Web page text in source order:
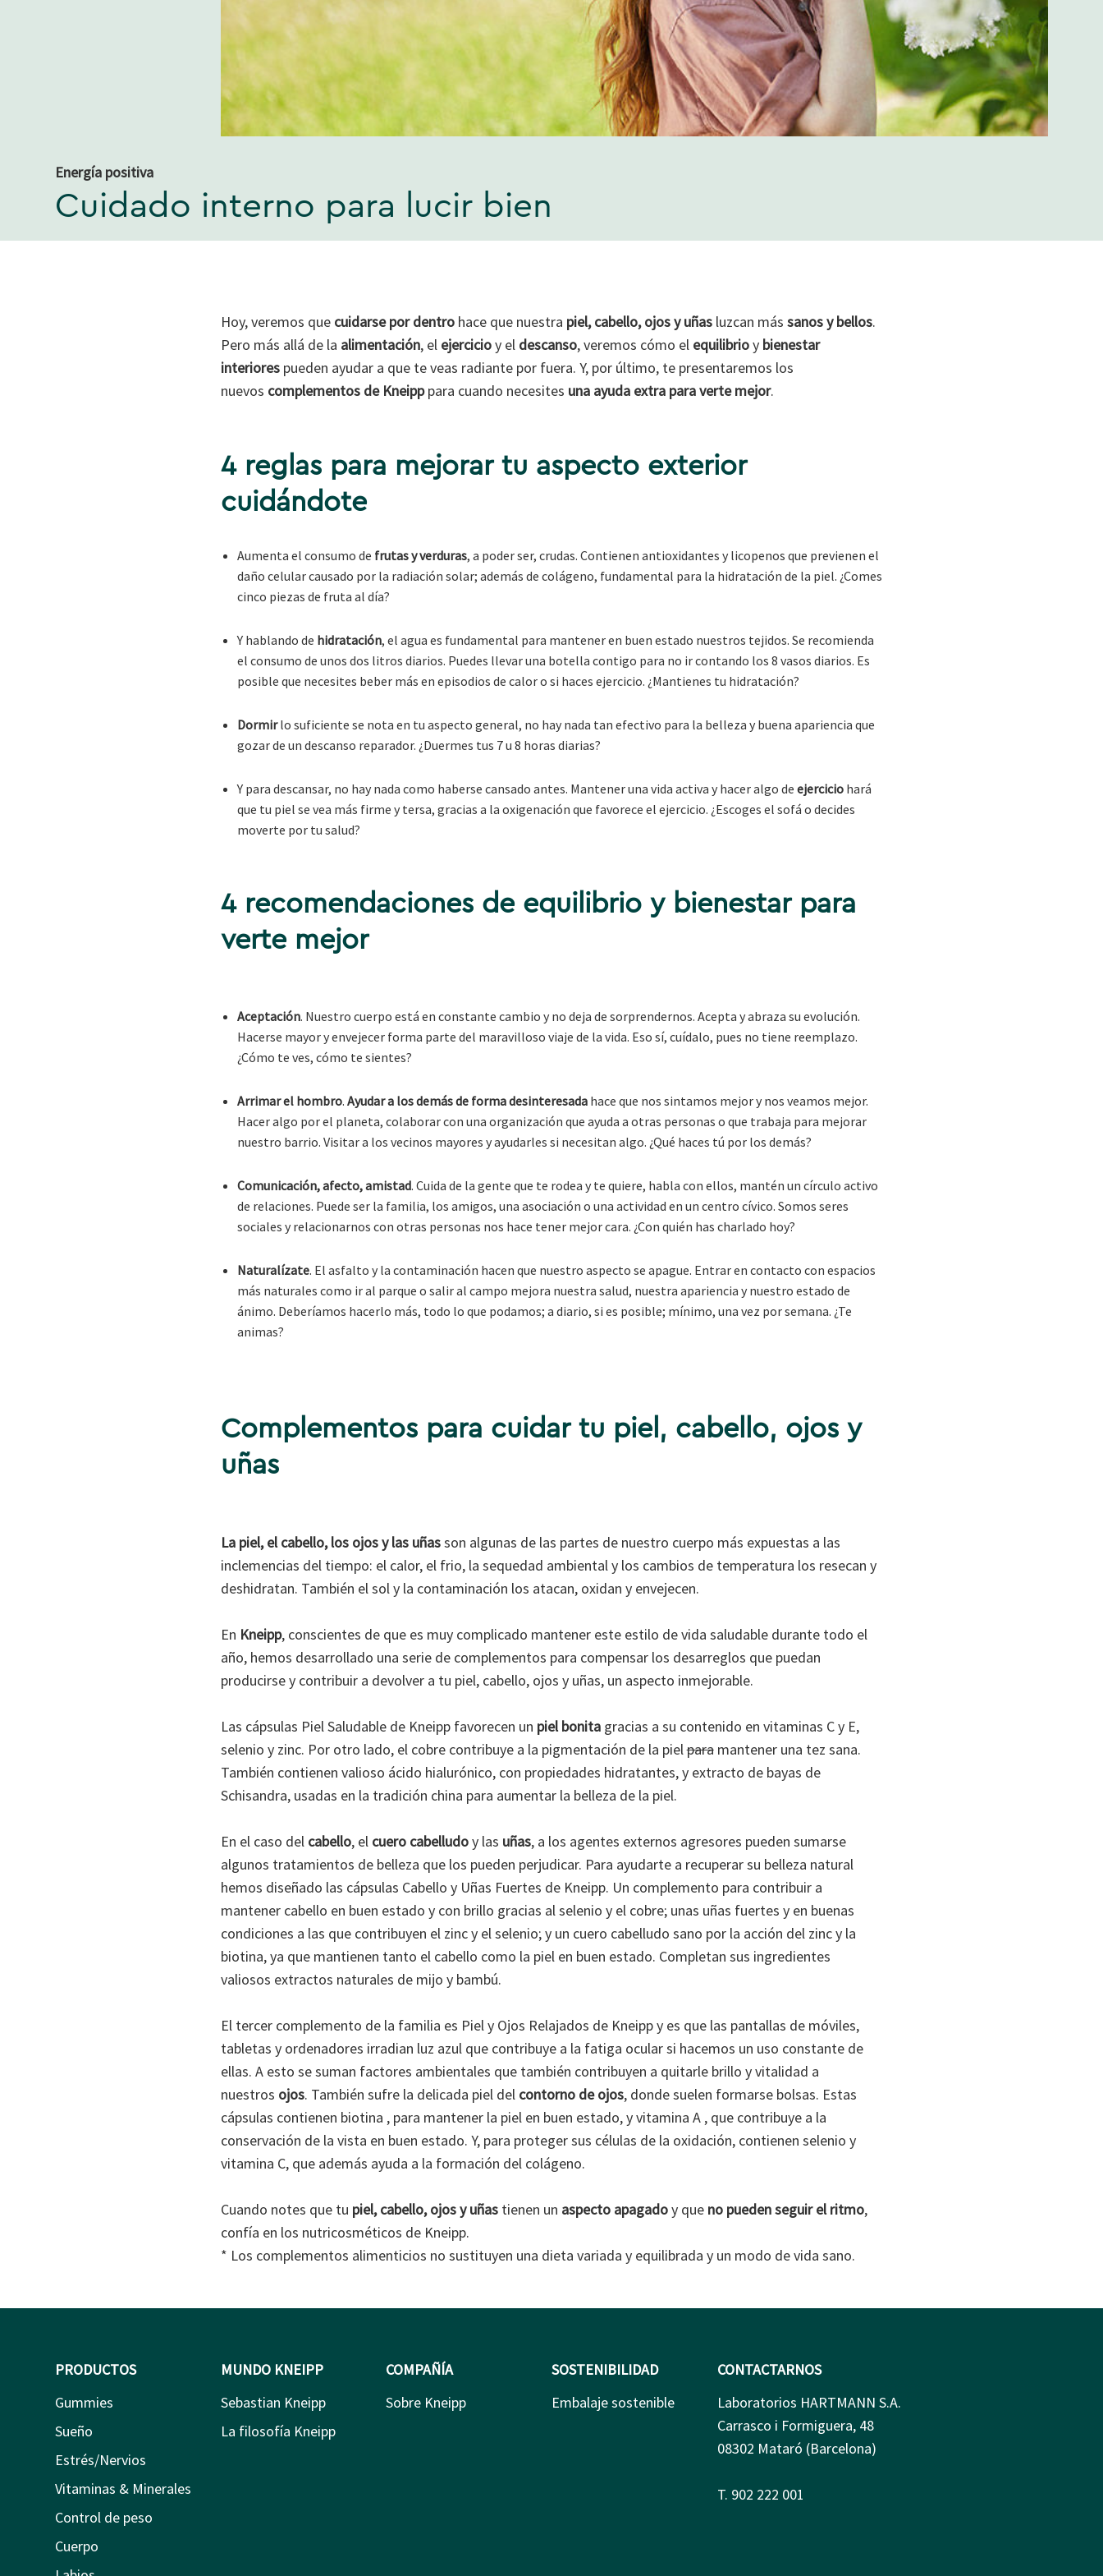
Energía positiva
Cuidado interno para lucir bien
Hoy, veremos que cuidarse por dentrohace que nuestra piel, cabello, ojos y uñasluzcan más sanos y bellos.
Pero más allá de la alimentación, el ejercicioy el descanso, veremos cómo el equilibrioy bienestar
interiorespueden ayudar a que te veas radiante por fuera. Y, por último, te presentaremos los
nuevos complementos de Kneipppara cuando necesites una ayuda extra para verte mejor.
4 reglas para mejorar tu aspecto exterior
cuidándote
Aumenta el consumo de frutas y verduras, a poder ser, crudas. Contienen antioxidantes y licopenos que previenen el
daño celular causado por la radiación solar; además de colágeno, fundamental para la hidratación de la piel. ¿Comes
cinco piezas de fruta al día?
Y hablando de hidratación, el agua es fundamental para mantener en buen estado nuestros tejidos. Se recomienda
el consumo de unos dos litros diarios. Puedes llevar una botella contigo para no ir contando los 8 vasos diarios. Es
posible que necesites beber más en episodios de calor o si haces ejercicio. ¿Mantienes tu hidratación?
Dormirlo suficiente se nota en tu aspecto general, no hay nada tan efectivo para la belleza y buena apariencia que
gozar de un descanso reparador. ¿Duermes tus 7 u 8 horas diarias?
Y para descansar, no hay nada como haberse cansado antes. Mantener una vida activa y hacer algo de ejerciciohará
que tu piel se vea más firme y tersa, gracias a la oxigenación que favorece el ejercicio. ¿Escoges el sofá o decides
moverte por tu salud?
4 recomendaciones de equilibrio y bienestar para
verte mejor
Aceptación. Nuestro cuerpo está en constante cambio y no deja de sorprendernos. Acepta y abraza su evolución.
Hacerse mayor y envejecer forma parte del maravilloso viaje de la vida. Eso sí, cuídalo, pues no tiene reemplazo.
¿Cómo te ves, cómo te sientes?
Arrimar el hombro. Ayudar a los demás de forma desinteresadahace que nos sintamos mejor y nos veamos mejor.
Hacer algo por el planeta, colaborar con una organización que ayuda a otras personas o que trabaja para mejorar
nuestro barrio. Visitar a los vecinos mayores y ayudarles si necesitan algo. ¿Qué haces tú por los demás?
Comunicación, afecto, amistad. Cuida de la gente que te rodea y te quiere, habla con ellos, mantén un círculo activo
de relaciones. Puede ser la familia, los amigos, una asociación o una actividad en un centro cívico. Somos seres
sociales y relacionarnos con otras personas nos hace tener mejor cara. ¿Con quién has charlado hoy?
Naturalízate. El asfalto y la contaminación hacen que nuestro aspecto se apague. Entrar en contacto con espacios
más naturales como ir al parque o salir al campo mejora nuestra salud, nuestra apariencia y nuestro estado de
ánimo. Deberíamos hacerlo más, todo lo que podamos; a diario, si es posible; mínimo, una vez por semana. ¿Te
animas?
Complementos para cuidar tu piel, cabello, ojos y
uñas
La piel, el cabello, los ojos y las uñasson algunas de las partes de nuestro cuerpo más expuestas a las
inclemencias del tiempo: el calor, el frio, la sequedad ambiental y los cambios de temperatura los resecan y
deshidratan. También el sol y la contaminación los atacan, oxidan y envejecen.
En Kneipp, conscientes de que es muy complicado mantener este estilo de vida saludable durante todo el
año, hemos desarrollado una serie de complementos para compensar los desarreglos que puedan
producirse y contribuir a devolver a tu piel, cabello, ojos y uñas, un aspecto inmejorable.
Las cápsulas Piel Saludable de Kneipp favorecen un piel bonitagracias a su contenido en vitaminas C y E,
selenio y zinc. Por otro lado, el cobre contribuye a la pigmentación de la pielparamantener una tez sana.
También contienen valioso ácido hialurónico, con propiedades hidratantes, y extracto de bayas de
Schisandra, usadas en la tradición china para aumentar la belleza de la piel.
En el caso del cabello, el cuero cabelludoy las uñas, a los agentes externos agresores pueden sumarse
algunos tratamientos de belleza que los pueden perjudicar. Para ayudarte a recuperar su belleza natural
hemos diseñado las cápsulas Cabello y Uñas Fuertes de Kneipp. Un complemento para contribuir a
mantener cabello en buen estado y con brillo gracias al selenio y el cobre; unas uñas fuertes y en buenas
condiciones a las que contribuyen el zinc y el selenio; y un cuero cabelludo sano por la acción del zinc y la
biotina, ya que mantienen tanto el cabello como la piel en buen estado. Completan sus ingredientes
valiosos extractos naturales de mijo y bambú.
El tercer complemento de la familia es Piel y Ojos Relajados de Kneipp y es que las pantallas de móviles,
tabletas y ordenadores irradian luz azul que contribuye a la fatiga ocular si hacemos un uso constante de
ellas. A esto se suman factores ambientales que también contribuyen a quitarle brillo y vitalidad a
nuestros ojos. También sufre la delicada piel del contorno de ojos, donde suelen formarse bolsas. Estas
cápsulas contienen biotina , para mantener la piel en buen estado, y vitamina A , que contribuye a la
conservación de la vista en buen estado. Y, para proteger sus células de la oxidación, contienen selenio y
vitamina C, que además ayuda a la formación del colágeno.
Cuando notes que tu piel, cabello, ojos y uñastienen un aspecto apagadoy que no pueden seguir el ritmo,
confía en los nutricosméticos de Kneipp.
* Los complementos alimenticios no sustituyen una dieta variada y equilibrada y un modo de vida sano.
PRODUCTOS
Gummies
Sueño
Estrés/Nervios
Vitaminas & Minerales
Control de peso
Cuerpo
MUNDO KNEIPP
Sebastian Kneipp
La filosofía Kneipp
COMPAÑÍA
Sobre Kneipp
SOSTENIBILIDAD
Embalaje sostenible
CONTACTARNOS
Laboratorios HARTMANN S.A.
Carrasco i Formiguera, 48
08302 Mataró (Barcelona)
T. 902 222 001